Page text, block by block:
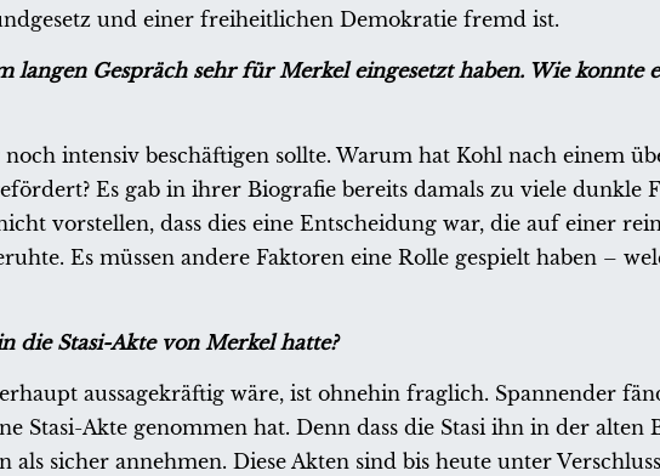
und einer freiheitlichen Demokratie fremd ist.
langen Gespräch sehr für Merkel eingesetzt haben. Wie konnte
intensiv beschäftigen sollte. Warum hat Kohl nach einem
Es gab in ihrer Biografie bereits damals zu viele dunkle
vorstellen, dass dies eine Entscheidung war, die auf einer
Es müssen andere Faktoren eine Rolle gespielt haben –
die Stasi-Akte von Merkel hatte?
aussagekräftig wäre, ist ohnehin fraglich. Spannender
Stasi-Akte genommen hat. Denn dass die Stasi ihn in der alten
sicher annehmen. Diese Akten sind bis heute unter